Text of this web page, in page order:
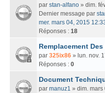
par stan-alfano » dim.
Dernier message par
mer. mars 04, 2015
Réponses : 18
Remplacement
par 325ix86 » lun. nov.
Réponses : 0
Document
par manuz1 » dim. mars